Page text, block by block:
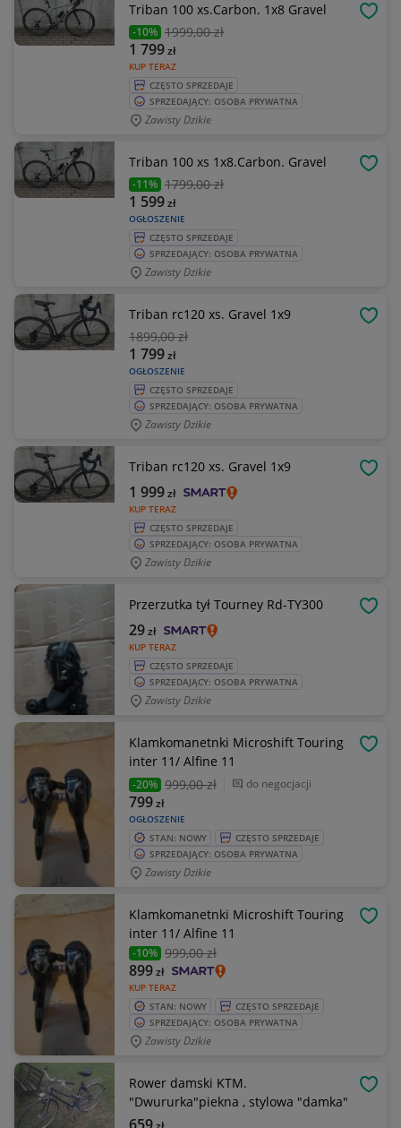
Triban 100 xs.Carbon. 1x8 Gravel
-10% 1999,00 zł
KUP TERAZ
1 799zł
CZĘSTO SPRZEDAJE
SPRZEDAJĄCY: OSOBA PRYWATNA
Zawisty Dzikie
Triban 100 xs 1x8.Carbon. Gravel
-11% 1799,00 zł
OGŁOSZENIE
1 599zł
CZĘSTO SPRZEDAJE
SPRZEDAJĄCY: OSOBA PRYWATNA
Zawisty Dzikie
Triban rc120 xs. Gravel 1x9
1899,00 zł
OGŁOSZENIE
1 799zł
CZĘSTO SPRZEDAJE
SPRZEDAJĄCY: OSOBA PRYWATNA
Zawisty Dzikie
Triban rc120 xs. Gravel 1x9
KUP TERAZ
1 999zł
CZĘSTO SPRZEDAJE
SPRZEDAJĄCY: OSOBA PRYWATNA
Zawisty Dzikie
Przerzutka tył Tourney Rd-TY300
KUP TERAZ
29zł
CZĘSTO SPRZEDAJE
SPRZEDAJĄCY: OSOBA PRYWATNA
Zawisty Dzikie
Klamkomanetnki Microshift Touring
inter 11/ Alfine 11
-20% 999,00 zł do negocjacji
OGŁOSZENIE
799zł
STAN: NOWY
CZĘSTO SPRZEDAJE
SPRZEDAJĄCY: OSOBA PRYWATNA
Zawisty Dzikie
Klamkomanetnki Microshift Touring
inter 11/ Alfine 11
-10% 999,00 zł
KUP TERAZ
899zł
STAN: NOWY
CZĘSTO SPRZEDAJE
SPRZEDAJĄCY: OSOBA PRYWATNA
Zawisty Dzikie
Rower damski KTM.
"Dwururka"piekna , stylowa "damka"